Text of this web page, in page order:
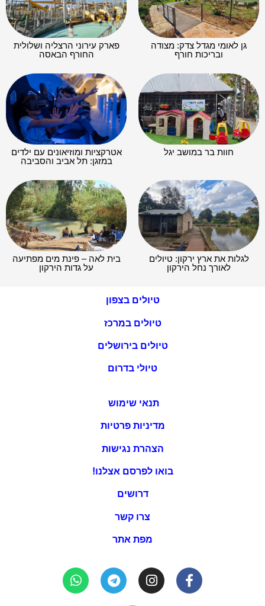
גן לאומי מגדל צדק: מצודה
ובריכות חורף
פארק עירוני הרצליה ושלולית
החורף הבאסה
חוות בר במושב יגל
אטרקציות ומוזיאונים עם ילדים
במזגן: תל אביב והסביבה
לגלות את ארץ ירקון: טיולים
לאורך נחל הירקון
בית לאה – פינת מים מפתיעה
על גדות הירקון
טיולים בצפון
טיולים במרכז
טיולים בירושלים
טיולי בדרום
תנאי שימוש
מדיניות פרטיות
הצהרת נגישות
בואו לפרסם אצלנו!
דרושים
צרו קשר
מפת אתר